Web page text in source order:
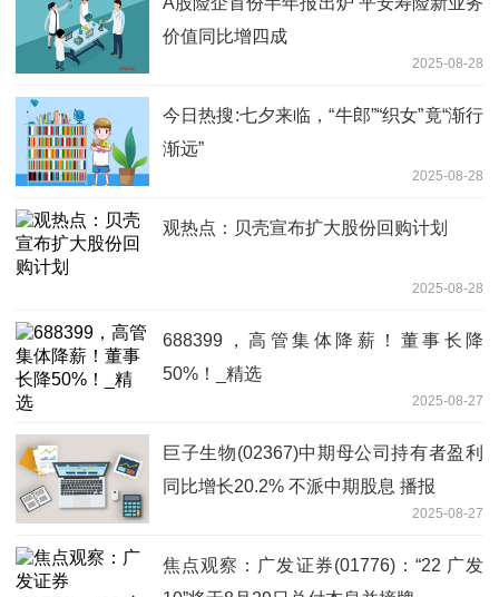
价值同比增四成
2025-08-28
今日热搜:七夕来临，“牛郎”“织女”竟“渐行
渐远”
2025-08-28
观热点：贝壳宣布扩大股份回购计划
2025-08-28
688399，高管集体降薪！董事长降
50%！_精选
2025-08-27
巨子生物(02367)中期母公司持有者盈利
同比增长20.2% 不派中期股息 播报
2025-08-27
焦点观察：广发证券(01776)：“22 广发